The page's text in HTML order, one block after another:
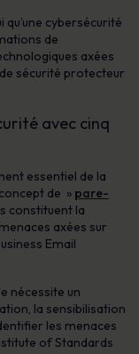
cybersécurité
de
axées
sécurité protecteur
avec cinq
essentiel de la
de » pare-
constituent la
axées sur
Email
nécessite un
la sensibilisation
les menaces
of Standards